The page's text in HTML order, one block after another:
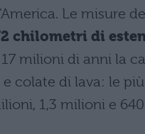
Le misure
chilometri di
milioni di anni la
colate di lava: le
1,3 milioni e